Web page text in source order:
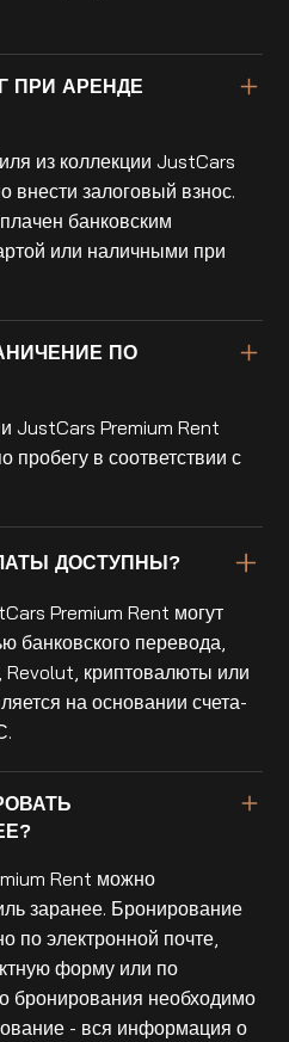
ПРИ АРЕНДЕ
из коллекции JustCars
внести залоговый взнос.
банковским
или наличными при
ПО
JustCars Premium Rent
пробегу в соответствии с
ДОСТУПНЫ?
Premium Rent могут
банковского перевода,
Revolut, криптовалюты или
на основании счета-
Rent можно
заранее. Бронирование
по электронной почте,
форму или по
бронирования необходимо
- вся информация о